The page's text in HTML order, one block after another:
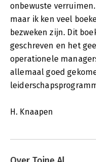
onbewuste
maar ik ken veel
bezweken zijn. Dit
geschreven en het
operationele
allemaal goed
H. Knaapen